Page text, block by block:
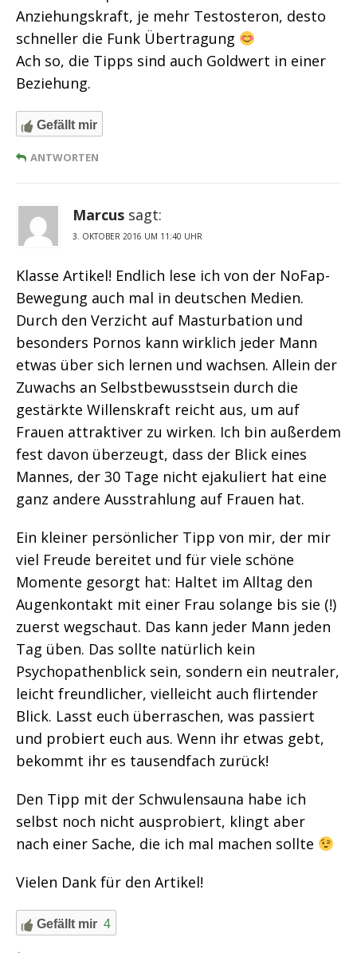
Anziehungskraft, je mehr Testosteron, desto
schneller die Funk Übertragung
Ach so, die Tipps sind auch Goldwert in einer
Beziehung.
Gefällt mir
ANTWORTEN
Marcus sagt:
3. OKTOBER 2016 UM 11:40 UHR
Klasse Artikel! Endlich lese ich von der NoFap-
Bewegung auch mal in deutschen Medien.
Durch den Verzicht auf Masturbation und
besonders Pornos kann wirklich jeder Mann
etwas über sich lernen und wachsen. Allein der
Zuwachs an Selbstbewusstsein durch die
gestärkte Willenskraft reicht aus, um auf
Frauen attraktiver zu wirken. Ich bin außerdem
fest davon überzeugt, dass der Blick eines
Mannes, der 30 Tage nicht ejakuliert hat eine
ganz andere Ausstrahlung auf Frauen hat.
Ein kleiner persönlicher Tipp von mir, der mir
viel Freude bereitet und für viele schöne
Momente gesorgt hat: Haltet im Alltag den
Augenkontakt mit einer Frau solange bis sie (!)
zuerst wegschaut. Das kann jeder Mann jeden
Tag üben. Das sollte natürlich kein
Psychopathenblick sein, sondern ein neutraler,
leicht freundlicher, vielleicht auch flirtender
Blick. Lasst euch überraschen, was passiert
und probiert euch aus. Wenn ihr etwas gebt,
bekommt ihr es tausendfach zurück!
Den Tipp mit der Schwulensauna habe ich
selbst noch nicht ausprobiert, klingt aber
nach einer Sache, die ich mal machen sollte
Vielen Dank für den Artikel!
Gefällt mir 4